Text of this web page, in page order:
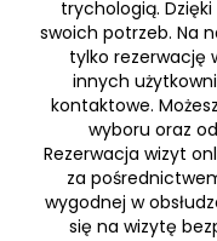
trychologią.
swoich potrzeb. Na
tylko rezerwację
innych
kontaktowe.
wyboru oraz
Rezerwacja wizyt
za
wygodnej w
się na wizytę